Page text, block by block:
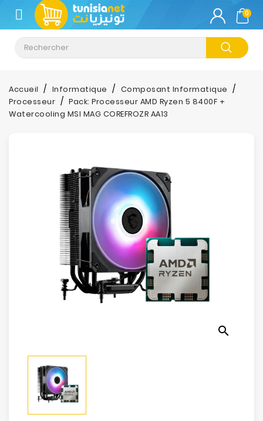
CATÉGORIE
Climatisation
Informatique
Téléphonie
Electroménager
Sécurité
Mobilités
Loisirs
0
Accueil Informatique
Composant Informatique
Processeur
Pack: Processeur AMD Ryzen 5 8400F +
Watercooling MSI MAG COREFROZR AA13
search